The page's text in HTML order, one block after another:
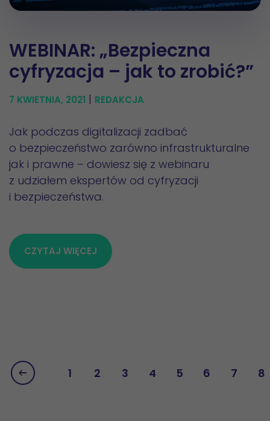
WEBINAR: „Bezpieczna
cyfryzacja – jak to zrobić?”
7 KWIETNIA, 2021 | REDAKCJA
Jak podczas digitalizacji zadbać
o bezpieczeństwo zarówno infrastrukturalne
jak i prawne – dowiesz się z webinaru
z udziałem ekspertów od cyfryzacji
i bezpieczeństwa.
CZYTAJ WIĘCEJ
1 2 3 4 5 6 7 8